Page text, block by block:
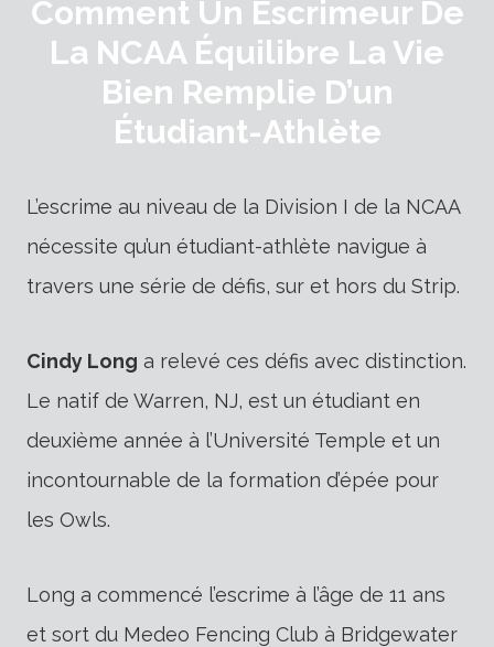
Comment Un Escrimeur De
La NCAA Équilibre La Vie
Bien Remplie D’un
Étudiant-Athlète
L’escrime au niveau de la Division I de la NCAA
nécessite qu’un étudiant-athlète navigue à
travers une série de défis, sur et hors du Strip.
Cindy Long a relevé ces défis avec distinction.
Le natif de Warren, NJ, est un étudiant en
deuxième année à l’Université Temple et un
incontournable de la formation d’épée pour
les Owls.
Long a commencé l’escrime à l’âge de 11 ans
et sort du Medeo Fencing Club à Bridgewater